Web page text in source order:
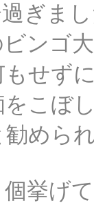
ぎま
ンゴ
せず
こぼ
めら
挙げ